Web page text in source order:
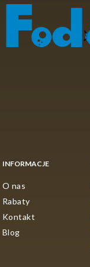
INFORMACJE
O nas
Rabaty
Kontakt
Blog